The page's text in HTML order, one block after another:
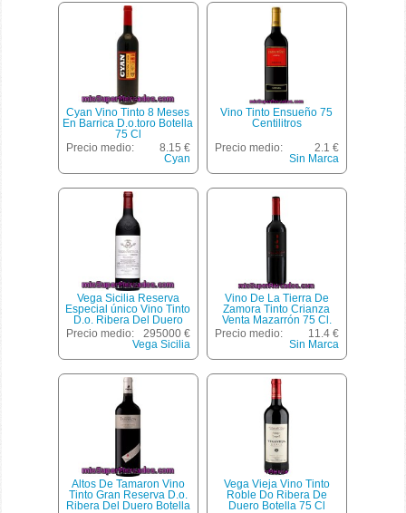
Cyan Vino Tinto 8 Meses
En Barrica D.o.toro Botella
75 Cl
Precio medio:
8.15 €
Cyan
Vino Tinto Ensueño 75
Centilitros
Precio medio:
2.1 €
Sin Marca
Vega Sicilia Reserva
Especial único Vino Tinto
D.o. Ribera Del Duero
Botella 75 Cl
Precio medio:
295000 €
Vega Sicilia
Vino De La Tierra De
Zamora Tinto Crianza
Venta Mazarrón 75 Cl.
Precio medio:
11.4 €
Sin Marca
Altos De Tamaron Vino
Tinto Gran Reserva D.o.
Ribera Del Duero Botella
Vega Vieja Vino Tinto
Roble Do Ribera De
Duero Botella 75 Cl